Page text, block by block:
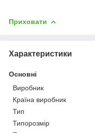
Приховати
Характеристики
Основні
Виробник
Країна виробник
Тип
Типорозмір